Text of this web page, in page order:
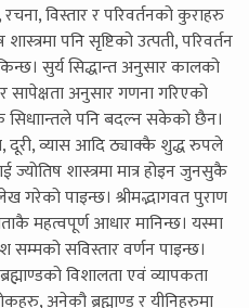
रचना, विस्तार र परिवर्तनको कुराहरु
पनि सृष्टिको उत्पती, परिवर्तन
सुर्य सिद्धान्त अनुसार कालको
सापेक्षता अनुसार गणना गरिएको
पनि बदल्न सकेको छैन।
दूरी, व्यास आदि ठ्याक्कै शुद्ध रुपले
शास्त्रमा मात्र होइन जुनसुकै
गरेको पाइन्छ। श्रीमद्भागवत पुराण
महत्वपूर्ण आधार मानिन्छ। यस्मा
सविस्तार वर्णन पाइन्छ।
विशालता एवं व्यापकता
अनेकौ ब्रह्माण्ड र यीनिहरुमा